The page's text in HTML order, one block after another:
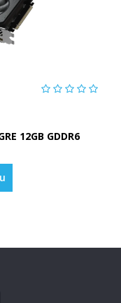
12GB GDDR6